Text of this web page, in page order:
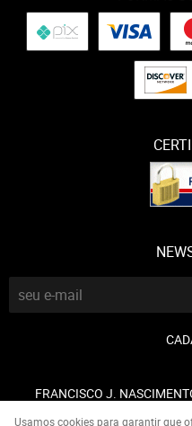
FRANCISCO J.
Usamos cookies para garantir que